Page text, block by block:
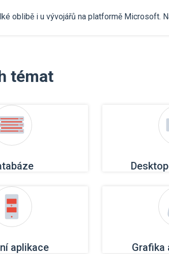
oblibě i u vývojářů na platformě Microsoft.
témat
aplikace Grafika